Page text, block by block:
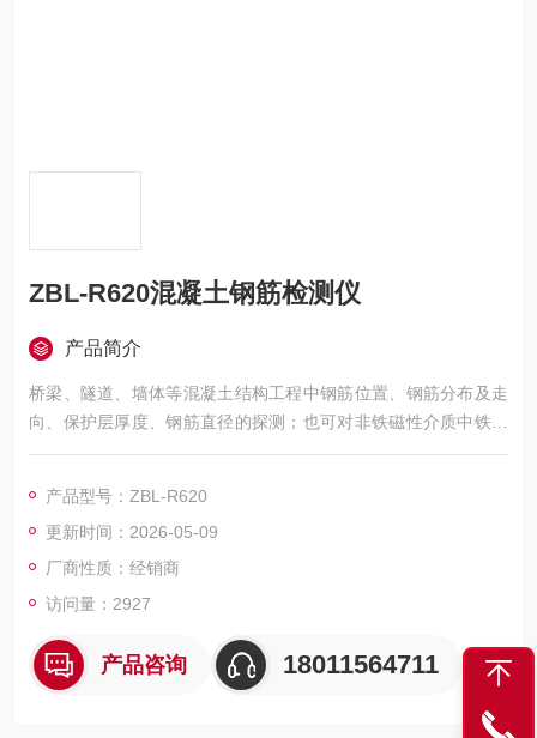
ZBL-R620混凝土钢筋检测仪
产品简介
桥梁、隧道、墙体等混凝土结构工程中钢筋位置、钢筋分布及走
向、保护层厚度、钢筋直径的探测；也可对非铁磁性介质中铁磁
体(如电线、管线)走向及分布进行探测探测。
产品型号：ZBL-R620
更新时间：2026-05-09
厂商性质：经销商
访问量：2927
产品咨询 18011564711